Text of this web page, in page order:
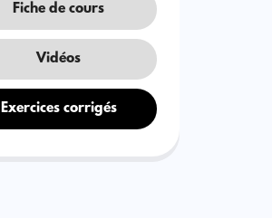
Fiche de cours
Vidéos
Exercices corrigés